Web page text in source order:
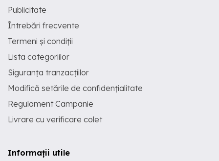
Publicitate
Întrebări frecvente
Termeni și condiții
Lista categoriilor
Siguranța tranzacțiilor
Modifică setările de confidențialitate
Regulament Campanie
Livrare cu verificare colet
Informații utile